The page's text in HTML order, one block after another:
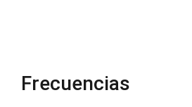
Frecuencias